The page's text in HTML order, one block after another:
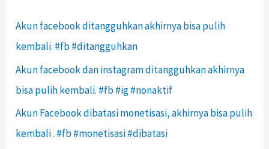
Akun facebook ditangguhkan akhirnya bisa pulih
kembali. #fb #ditangguhkan
Akun facebook dan instagram ditangguhkan akhirnya
bisa pulih kembali. #fb #ig #nonaktif
Akun Facebook dibatasi monetisasi, akhirnya bisa pulih
kembali . #fb #monetisasi #dibatasi